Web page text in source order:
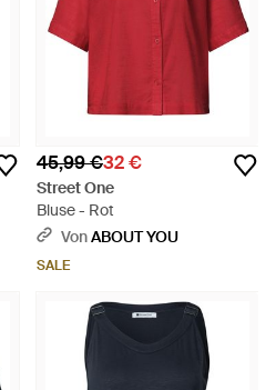
45,99 €32 €
Street One
Bluse - Rot
VonABOUT YOU
SALE